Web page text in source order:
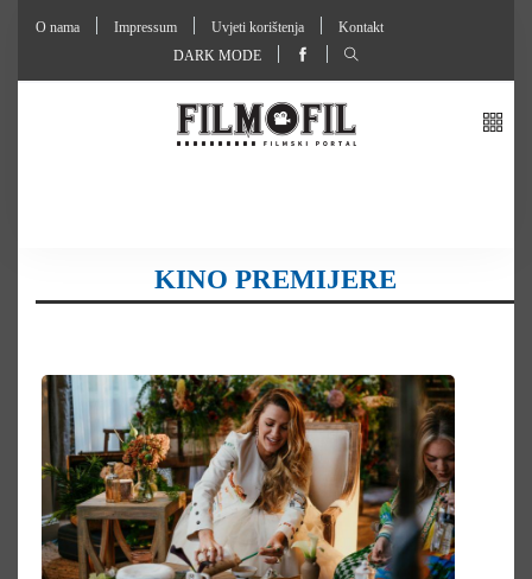
O nama Impressum Uvjeti korištenja
Kontakt
DARK MODE
KINO PREMIJERE